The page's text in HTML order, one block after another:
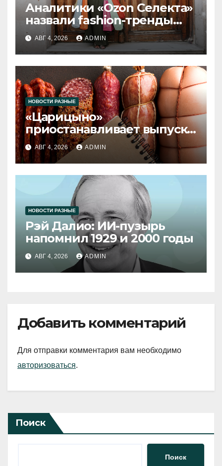
Аналитики «Ozon Селекта»
назвали fashion-тренды
2026 года
АВГ 4, 2026 ADMIN
НОВОСТИ РАЗНЫЕ
«Царицыно»
приостанавливает выпуск
продукции
АВГ 4, 2026 ADMIN
НОВОСТИ РАЗНЫЕ
Рэй Далио: ИИ-пузырь
напомнил 1929 и 2000 годы
АВГ 4, 2026 ADMIN
Добавить комментарий
Для отправки комментария вам необходимо
авторизоваться.
Поиск
Поиск